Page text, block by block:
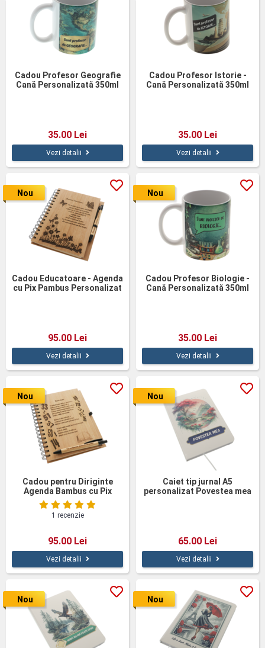
Cadou Profesor Geografie
Cană Personalizată 350ml
35.00 Lei
Vezi detalii
Cadou Profesor Istorie -
Cană Personalizată 350ml
35.00 Lei
Vezi detalii
Cadou Educatoare - Agenda
cu Pix Pambus Personalizat
95.00 Lei
Nou
Vezi detalii
Cadou Profesor Biologie -
Cană Personalizată 350ml
35.00 Lei
Nou
Vezi detalii
Cadou pentru Diriginte
Agenda Bambus cu Pix
Personalizat
1 recenzie
95.00 Lei
Nou
Vezi detalii
Caiet tip jurnal A5
personalizat Povestea mea
65.00 Lei
Nou
Vezi detalii
Nou Nou